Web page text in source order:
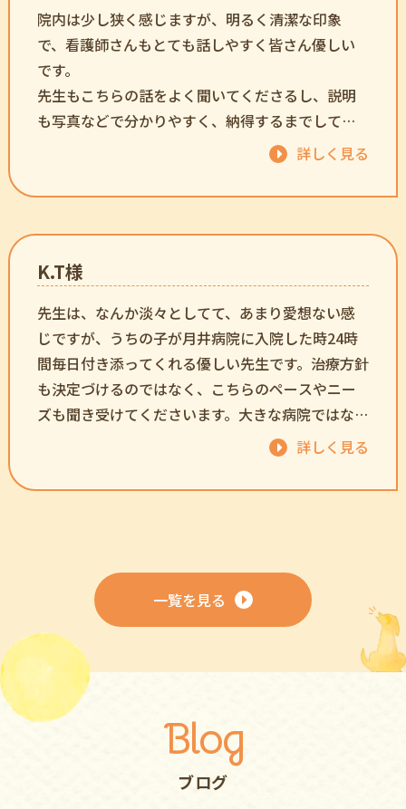
院内は少し狭く感じますが、明るく清潔な印象
で、看護師さんもとても話しやすく皆さん優しい
です。
先生もこちらの話をよく聞いてくださるし、説明
も写真などで分かりやすく、納得するまでしてい
んがおられない時はたまに世間話して帰ります。
詳しく見る
K.T様
先生は、なんか淡々としてて、あまり愛想ない感
じですが、うちの子が月井病院に入院した時24時
間毎日付き添ってくれる優しい先生です。治療方針
も決定づけるのではなく、こちらのペースやニー
ズも聞き受けてくださいます。大きな病院ではない
ので、物足りなさも感じますが、個人病院なので、
ん。輸血犬もいますし、ちなみに輸血犬は、エー
詳しく見る
一覧を見る
Blog
ブログ